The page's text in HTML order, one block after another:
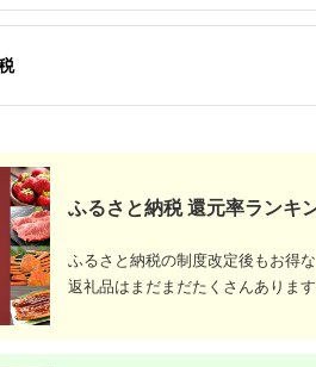
税
市
フェブ
テーブ
ア 2脚
5.0
円
カーペット フロッシ
ュ2 ローズ 120cm円
ラグ アース防ダニ 抗
菌防臭 防炎 滑り止め
床暖ホットカーペット
39,000
【ふるさと
frescoのこ
域：離島・北
縄県】【
ふるさと納税 還元率ランキ
ふるさと納税の制度改定後もお得な
返礼品はまだまだたくさんあります